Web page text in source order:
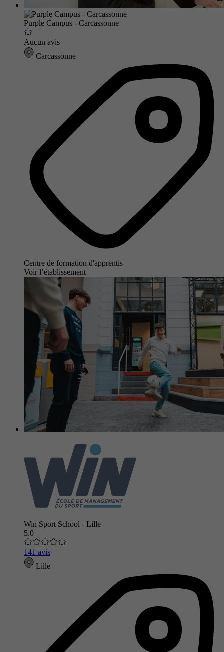
Purple Campus - Carcassonne
Aucun avis
Carcassonne
Centre de formation d'apprentis
Voir l’établissement
Win Sport School - Lille
5.0
141 avis
Lille